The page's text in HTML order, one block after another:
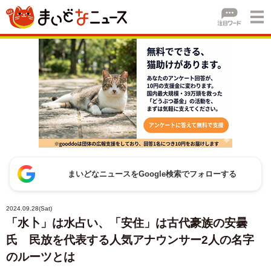
まいどなニュースをGoogle検索でフォローする
2024.09.28(Sat)
「水卜」は水占い、「安住」は古代豪族の安曇
氏 民放を代表する人気アナウンサー2人の名字
のルーツとは